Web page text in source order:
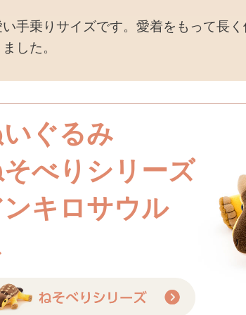
手乗りサイズです。愛着をもって長
した。
ぐるみ
べりシリーズ
キロサウル